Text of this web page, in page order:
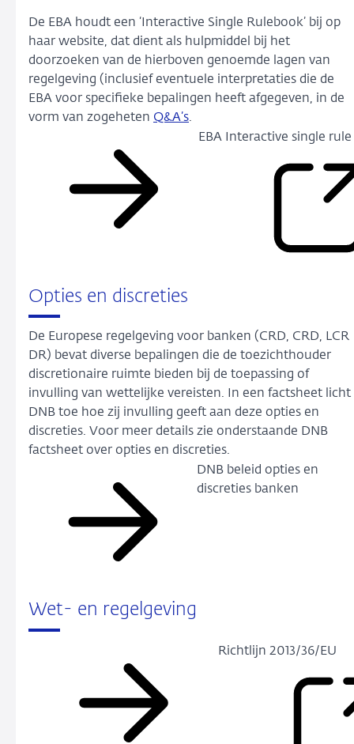
De EBA houdt een ‘Interactive Single Rulebook’ bij op
haar website, dat dient als hulpmiddel bij het
doorzoeken van de hierboven genoemde lagen van
regelgeving (inclusief eventuele interpretaties die de
EBA voor specifieke bepalingen heeft afgegeven, in de
vorm van zogeheten Q&A’s.
EBA Interactive single
Opties en discreties
De Europese regelgeving voor banken (CRD, CRD, LCR
DR) bevat diverse bepalingen die de toezichthouder
discretionaire ruimte bieden bij de toepassing of
invulling van wettelijke vereisten. In een factsheet licht
DNB toe hoe zij invulling geeft aan deze opties en
discreties. Voor meer details zie onderstaande DNB
factsheet over opties en discreties.
DNB beleid opties en
discreties banken
Wet- en regelgeving
Richtlijn 2013/36/EU